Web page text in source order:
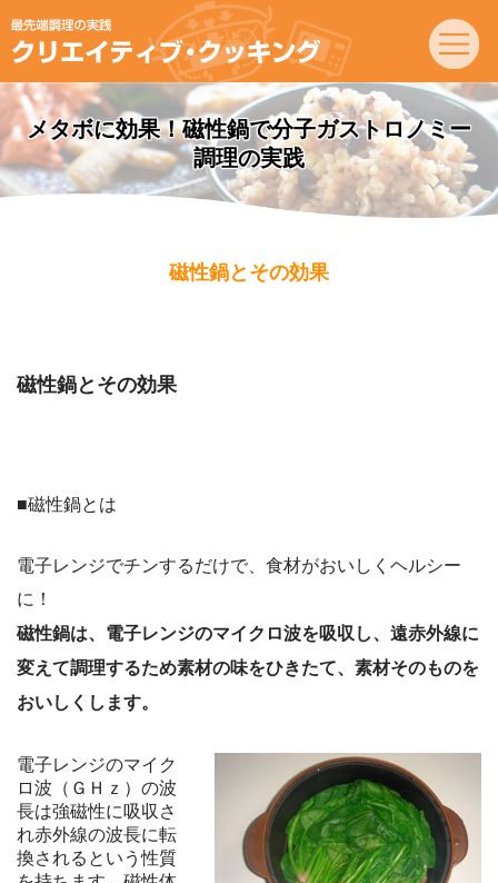
メタボに効果！磁性鍋で分子ガストロノミー
調理の実践
磁性鍋とその効果
磁性鍋とその効果
■磁性鍋とは
電子レンジでチンするだけで、食材がおいしくヘルシー
に！
磁性鍋は、電子レンジのマイクロ波を吸収し、遠赤外線に
変えて調理するため素材の味をひきたて、素材そのものを
おいしくします。
電子レンジのマイク
ロ波（ＧＨｚ）の波
長は強磁性に吸収さ
れ赤外線の波長に転
換されるという性質